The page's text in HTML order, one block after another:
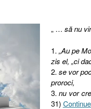
„ … să nu
1. „Au pe
zis el, „ci
2. se vor
proroci,
3.nu vor
31)